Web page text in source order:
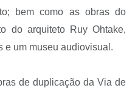
bem como as obras do
do arquiteto Ruy Ohtake,
e um museu audiovisual.
de duplicação da Via de